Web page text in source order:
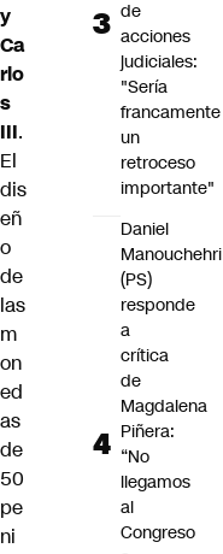
y
Ca
rlo
s
III.
El
dis
eñ
o
de
las
m
on
ed
as
de
50
pe
ni
de
acciones
judiciales:
"Sería
francamente
un
retroceso
importante"
Daniel
Manouchehri
(PS)
responde
a
crítica
de
Magdalena
Piñera:
“No
llegamos
al
Congreso